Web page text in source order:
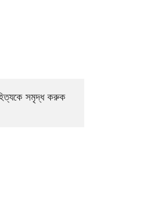
সমৃদ্ধ করুক